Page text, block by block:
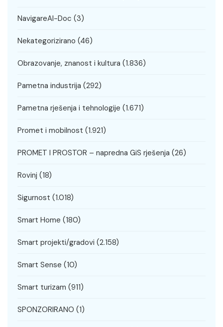
NavigareAI-Doc (3)
Nekategorizirano (46)
Obrazovanje, znanost i kultura (1.836)
Pametna industrija (292)
Pametna rješenja i tehnologije (1.671)
Promet i mobilnost (1.921)
PROMET I PROSTOR – napredna GiS rješenja (26)
Rovinj (18)
Sigurnost (1.018)
Smart Home (180)
Smart projekti/gradovi (2.158)
Smart Sense (10)
Smart turizam (911)
SPONZORIRANO (1)